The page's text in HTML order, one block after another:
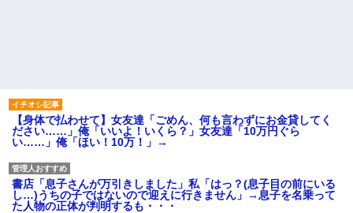
【身体で払わせて】女友達「ごめん、何も言わずにお金貸してく
ださい……」俺「いいよ！いくら？」女友達「10万円ぐら
い……」俺「ほい！10万！」→
書店「息子さんが万引きしました」私「はっ？(息子目の前にいる
し…)うちの子ではないので迎えに行きません」→息子を名乗って
た人物の正体が判明するも・・・